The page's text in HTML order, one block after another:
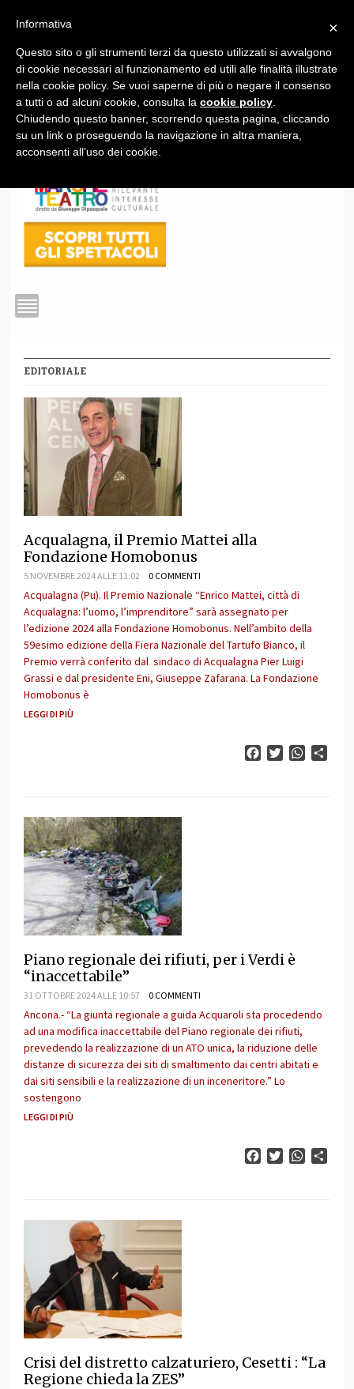
1
EDITORIALE
Acqualagna, il Premio Mattei alla
Fondazione Homobonus
5 NOVEMBRE 2024 ALLE 11:02 0 COMMENTI
Acqualagna (Pu). Il Premio Nazionale “Enrico Mattei, città di
Acqualagna: l’uomo, l’imprenditore” sarà assegnato per
l’edizione 2024 alla Fondazione Homobonus. Nell’ambito della
59esimo edizione della Fiera Nazionale del Tartufo Bianco, il
Premio verrà conferito dal sindaco di Acqualagna Pier Luigi
Grassi e dal presidente Eni, Giuseppe Zafarana. La Fondazione
Homobonus è
LEGGI DI PIÙ
FacebookTwitter
Piano regionale dei rifiuti, per i Verdi è
“inaccettabile”
31 OTTOBRE 2024 ALLE 10:57 0 COMMENTI
Ancona.- “La giunta regionale a guida Acquaroli sta procedendo
ad una modifica inaccettabile del Piano regionale dei rifiuti,
prevedendo la realizzazione di un ATO unica, la riduzione delle
distanze di sicurezza dei siti di smaltimento dai centri abitati e
dai siti sensibili e la realizzazione di un inceneritore.” Lo
sostengono
LEGGI DI PIÙ
FacebookTwitter
Crisi del distretto calzaturiero, Cesetti : “La
Regione chieda la ZES”
×
Informativa
Questo sito o gli strumenti terzi da questo utilizzati si avvalgono
di cookie necessari al funzionamento ed utili alle finalità illustrate
nella cookie policy. Se vuoi saperne di più o negare il consenso
a tutti o ad alcuni cookie, consulta la cookie policy
Chiudendo questo banner, scorrendo questa pagina, cliccando
su un link o proseguendo la navigazione in altra maniera,
acconsenti all’uso dei cookie.